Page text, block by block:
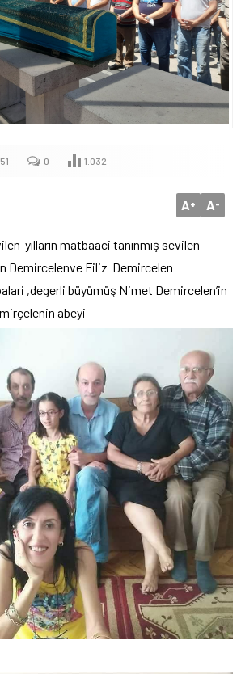
0 1.032
A+ A-
yılların matbaaci tanınmış sevilen
Demircelenve Filiz Demircelen
,degerli büyümüş Nimet Demircelen’in
abeyi